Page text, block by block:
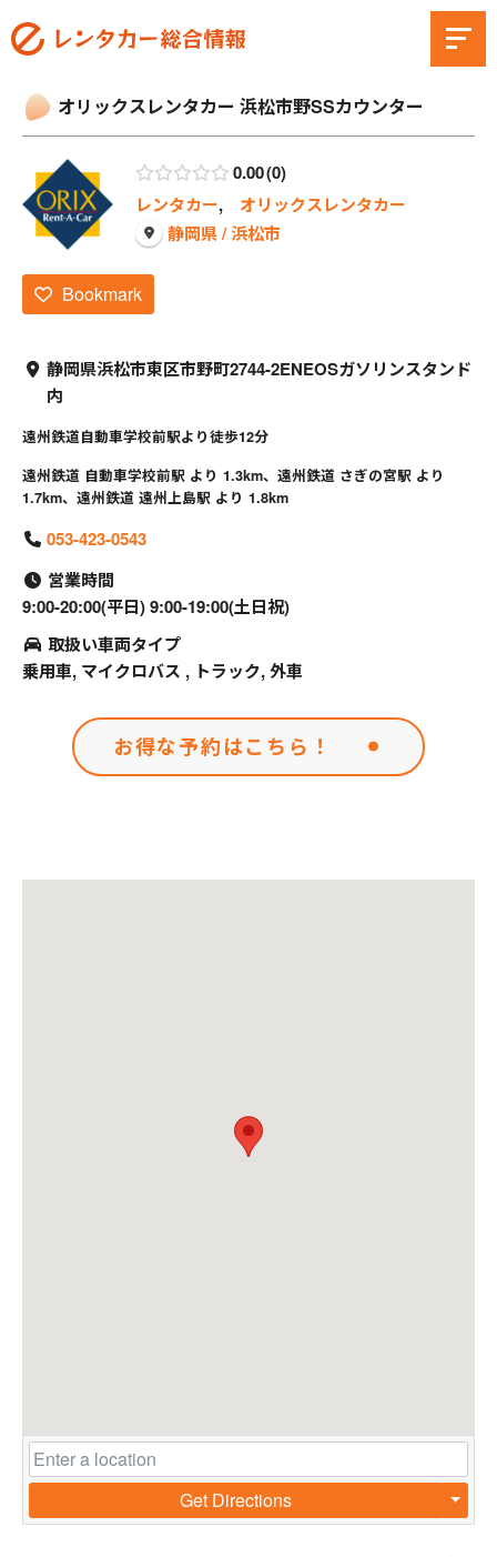
オリックスレンタカー 浜松市野SSカウンター
0.00 0
レンタカー, オリックスレンタカー
静岡県 / 浜松市
Bookmark
静岡県浜松市東区市野町2744-2ENEOSガソリンスタンド
内
遠州鉄道自動車学校前駅より徒歩12分
遠州鉄道 自動車学校前駅 より 1.3km、遠州鉄道 さぎの宮駅 より
1.7km、遠州鉄道 遠州上島駅 より 1.8km
053-423-0543
営業時間
9:00-20:00(平日) 9:00-19:00(土日祝)
取扱い車両タイプ
乗用車, マイクロバス , トラック, 外車
お得な予約はこちら！
Get Directions